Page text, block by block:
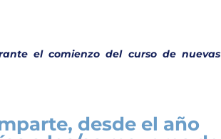
el comienzo del curso de nuevas
desde el año